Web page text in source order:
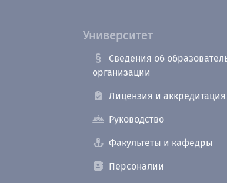
Университет
Сведения об
организации
Лицензия и аккредитация
Руководство
Факультеты и кафедры
Персоналии